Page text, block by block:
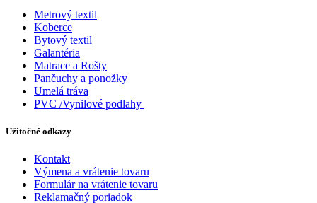
Metrový textil
Koberce
Bytový textil
Galantéria
Matrace a Rošty
Pančuchy a ponožky
Umelá tráva
PVC /Vynilové podlahy
Užitočné odkazy
Kontakt
Výmena a vrátenie tovaru
Formulár na vrátenie tovaru
Reklamačný poriadok